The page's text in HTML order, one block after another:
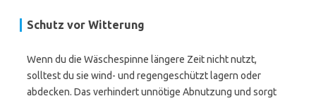
Schutz vor Witterung
Wenn du die Wäschespinne längere Zeit nicht nutzt,
solltest du sie wind- und regengeschützt lagern oder
abdecken. Das verhindert unnötige Abnutzung und sorgt